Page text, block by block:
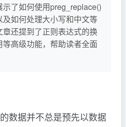
了如何使用preg_replace()
如何处理大小写和中文等
还提到了正则表达式的换
高级功能，帮助读者全面
数据并不总是预先以数据